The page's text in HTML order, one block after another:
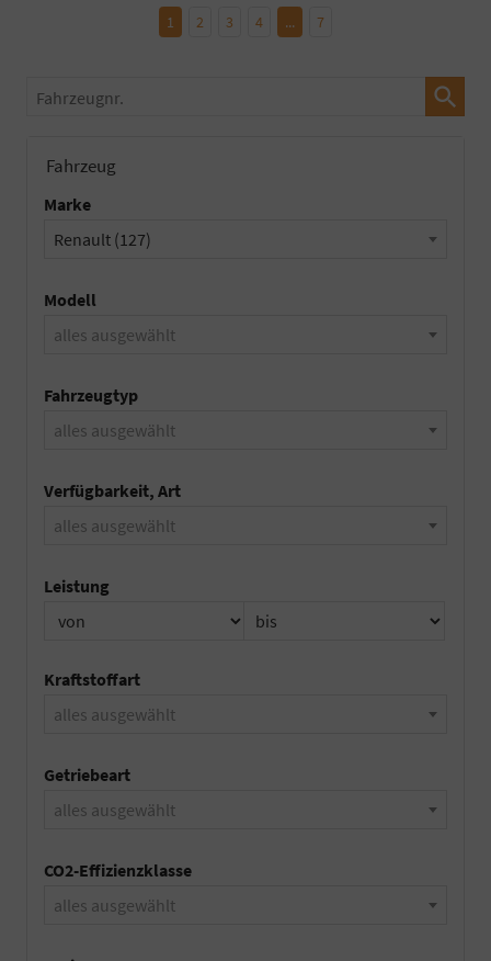
1 2 3 4 ... 7
Fahrzeugnr.
Fahrzeug
Marke
Renault (127)
Modell
alles ausgewählt
Fahrzeugtyp
alles ausgewählt
Verfügbarkeit, Art
alles ausgewählt
Leistung
Kraftstoffart
alles ausgewählt
Getriebeart
alles ausgewählt
CO2-Effizienzklasse
alles ausgewählt